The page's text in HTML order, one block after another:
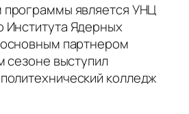
является УНЦ
Ядерных
партнером
сезоне выступил
колледж